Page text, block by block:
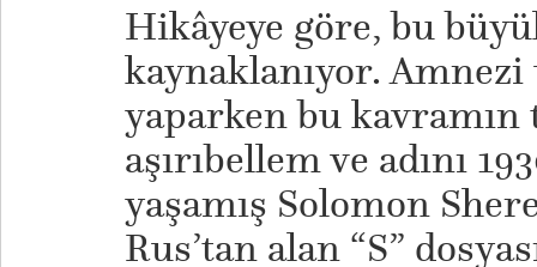
​Hikâyeye göre, bu
kaynaklanıyor.
yaparken bu
aşırıbellem ve adını
yaşamış Solomon
Rus’tan alan “S”